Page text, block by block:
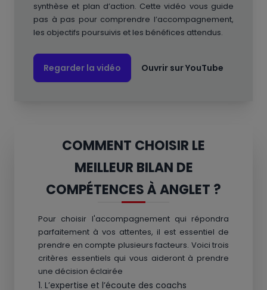
synthèse et plan d’action. Cette vidéo vous guide
pas à pas pour comprendre l’accompagnement,
les objectifs poursuivis et les bénéfices attendus.
Regarder la vidéo Ouvrir sur YouTube
COMMENT CHOISIR LE
MEILLEUR BILAN DE
COMPÉTENCES À ANGLET ?
Pour choisir l'accompagnement qui répondra
parfaitement à vos attentes, il est essentiel de
prendre en compte plusieurs facteurs. Voici trois
critères essentiels qui vous aideront à prendre
une décision éclairée
1. L’expertise et l’écoute des coachs